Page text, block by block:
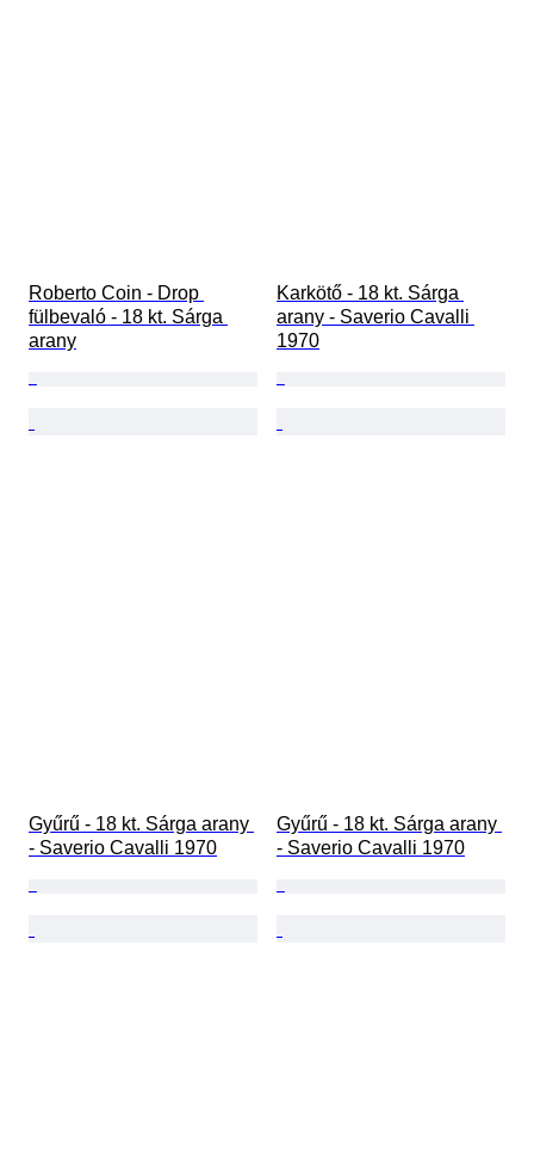
Roberto Coin - Drop
fülbevaló - 18 kt. Sárga
arany
Karkötő - 18 kt. Sárga
arany - Saverio Cavalli
1970
Gyűrű - 18 kt. Sárga arany
- Saverio Cavalli 1970
Gyűrű - 18 kt. Sárga arany
- Saverio Cavalli 1970